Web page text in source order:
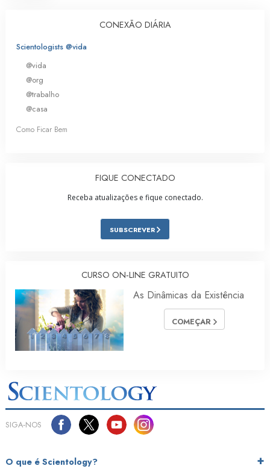
CONEXÃO DIÁRIA
Scientologists @vida
@vida
@org
@trabalho
@casa
Como Ficar Bem
FIQUE CONECTADO
Receba atualizações e fique conectado.
SUBSCREVER
CURSO ON‑LINE GRATUITO
As Dinâmicas da Existência
COMEÇAR
SIGA‑NOS
O que é Scientology?